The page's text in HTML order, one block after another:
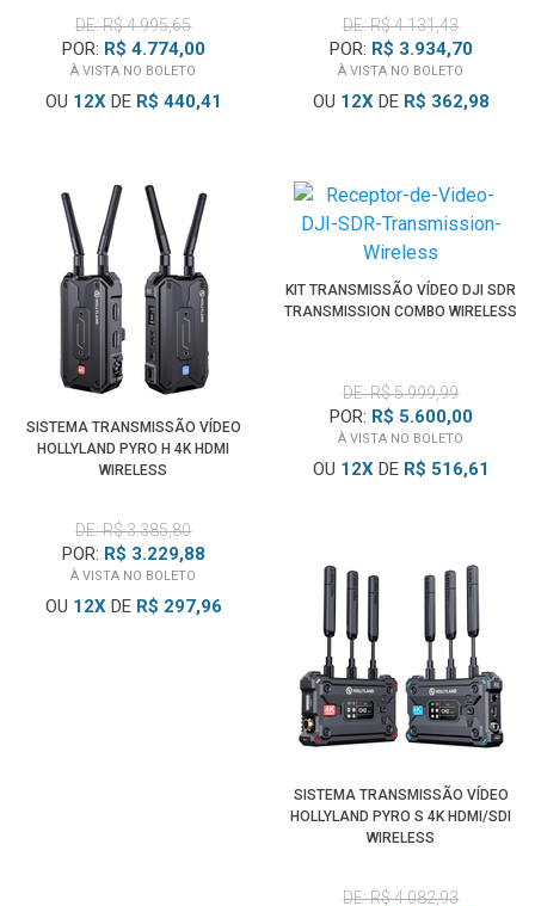
DE: R$ 4.995,65
POR: R$ 4.774,00
À VISTA NO BOLETO
OU 12XDE R$ 440,41
DE: R$ 4.131,43
POR: R$ 3.934,70
À VISTA NO BOLETO
OU 12XDE R$ 362,98
SISTEMA TRANSMISSÃO VÍDEO
HOLLYLAND PYRO H 4K HDMI
WIRELESS
DE: R$ 3.385,80
POR: R$ 3.229,88
À VISTA NO BOLETO
OU 12XDE R$ 297,96
KIT TRANSMISSÃO VÍDEO DJI SDR
TRANSMISSION COMBO WIRELESS
DE: R$ 5.999,99
POR: R$ 5.600,00
À VISTA NO BOLETO
OU 12XDE R$ 516,61
SISTEMA TRANSMISSÃO VÍDEO
HOLLYLAND PYRO S 4K HDMI/SDI
WIRELESS
DE: R$ 4.082,93